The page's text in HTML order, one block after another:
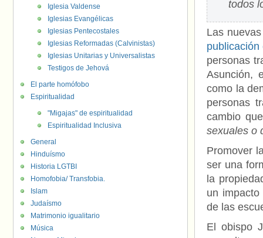
todos
Las
personas
Asunción,
como la
personas
cambio
sexuales o
Promover
ser una
la
un
de las
El obispo
Iglesia Valdense
Iglesias Evangélicas
Iglesias Pentecostales
Iglesias Reformadas (Calvinistas)
Iglesias Unitarias y Universalistas
Testigos de Jehová
El parte homófobo
Espiritualidad
"Migajas" de espiritualidad
Espiritualidad Inclusiva
General
Hinduísmo
Historia LGTBI
Homofobia/ Transfobia.
Islam
Judaísmo
Matrimonio igualitario
Música